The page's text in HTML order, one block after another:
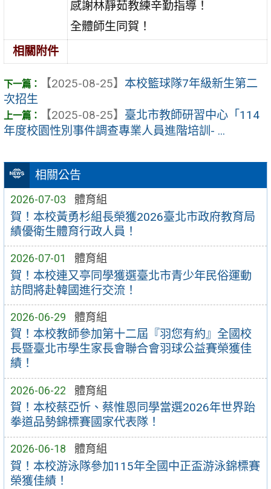
相關公告
2026-07-03 體育組
賀！本校黃勇杉組長榮獲2026臺北市政府教育局
績優衛生體育行政人員！
2026-07-01 體育組
賀！本校連又亭同學獲選臺北市青少年民俗運動
訪問將赴韓國進行交流！
2026-06-29 體育組
賀！本校教師參加第十二屆『羽您有約』全國校
長暨臺北市學生家長會聯合會羽球公益賽榮獲佳
績！
2026-06-22 體育組
賀！本校蔡亞忻、蔡惟恩同學當選2026年世界跆
拳道品勢錦標賽國家代表隊！
2026-06-18 體育組
賀！本校游泳隊參加115年全國中正盃游泳錦標賽
榮獲佳績！
感謝林靜茹教練辛勤指導！
全體師生同賀！
相關附件
【2025-08-25】 本校籃球隊7年級新生第二
次招生
【2025-08-25】 臺北市教師研習中心「114
年度校園性別事件調查專業人員進階培訓- ...